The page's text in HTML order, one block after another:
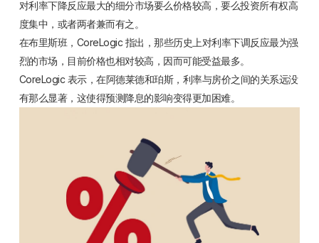
对利率下降反应最大的细分市场要么价格较高，要么投资所有权高
度集中，或者两者兼而有之。
在布里斯班，CoreLogic 指出，那些历史上对利率下调反应最为强
烈的市场，目前价格也相对较高，因而可能受益最多。
CoreLogic 表示，在阿德莱德和珀斯，利率与房价之间的关系远没
有那么显著，这使得预测降息的影响变得更加困难。